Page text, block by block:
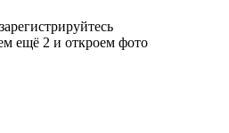
ещё 2 и откроем фото